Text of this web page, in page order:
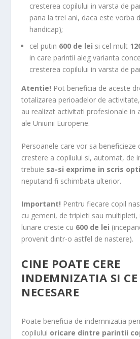
cresterea copilului in varsta de
pana la trei ani, daca este vorba
handicap);
cel putin 600 de lei si cel mult
in care parintii aleg varianta
cresterea copilului in varsta de
Atentie! Pot beneficia de aceste
totalizarea perioadelor de
au realizat activitati profesionale in
ale Uniunii Europene.
Persoanele care vor sa beneficieze
crestere a copilului si, automat, de
trebuie sa-si exprime in scris
neputand fi schimbata ulterior.
Important! Pentru fiecare copil
cu gemeni, de tripleti sau multipleti,
lunare creste cu 600 de lei
provenit dintr-o astfel de nastere).
CINE POATE CERE
INDEMNIZATIA SI
NECESARE
Poate beneficia de indemnizatia
copilului oricare dintre parintii